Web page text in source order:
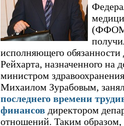
исполняющего
Рейхарта, назначенного
министром
Михаилом Зурабовым,
последнего времени
финансов директором
отношений. Таким